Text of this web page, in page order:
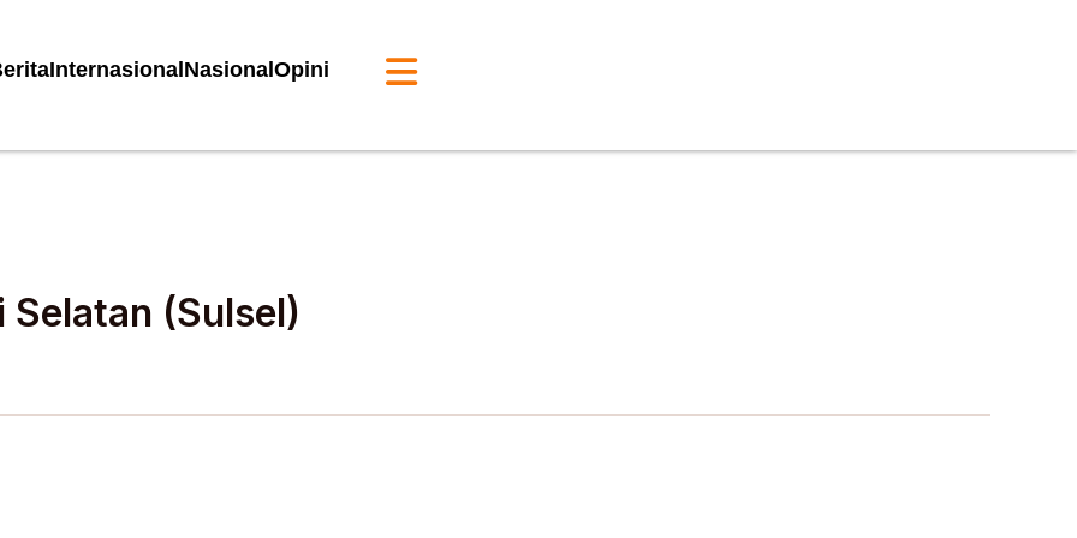
Internasional Nasional Opini
Selatan (Sulsel)